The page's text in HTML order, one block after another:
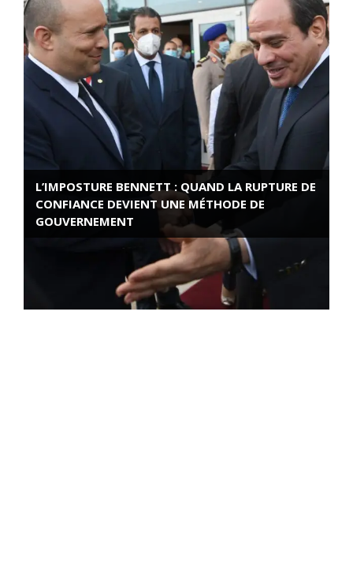
L’IMPOSTURE BENNETT : QUAND LA RUPTURE DE
CONFIANCE DEVIENT UNE MÉTHODE DE
GOUVERNEMENT
ROSE VALLAND, HEROÏNE DE LA RESISTANCE